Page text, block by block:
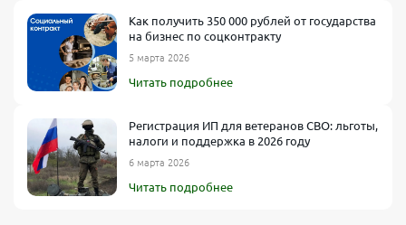
Как получить 350 000 рублей от государства
на бизнес по соцконтракту
5 марта 2026
Читать подробнее
Регистрация ИП для ветеранов СВО: льготы,
налоги и поддержка в 2026 году
6 марта 2026
Читать подробнее